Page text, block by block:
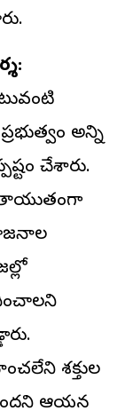
అన్ని
చేశారు.
శక్తుల
ఆయన